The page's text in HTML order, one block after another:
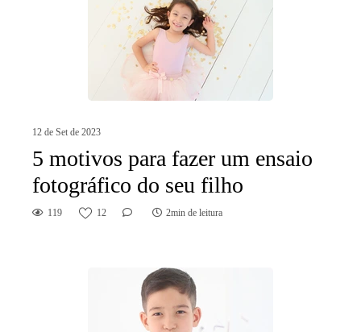
12 de Set de 2023
5 motivos para fazer um ensaio
fotográfico do seu filho
119 12 2min de leitura